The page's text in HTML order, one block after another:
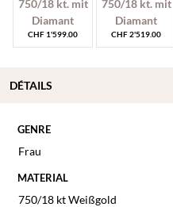
CHF 1'599.00 CHF2'519.00
GENRE
Frau
MATERIAL
750/18 kt Weißgold
DÉTAILS